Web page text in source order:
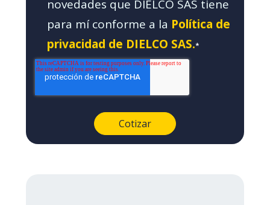
novedades que DIELCO SAS tiene
para mí conforme a la Política de
privacidad de DIELCO SAS.*